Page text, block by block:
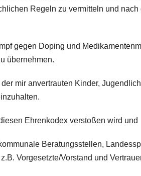
Regeln zu vermitteln und
gegen Doping und
übernehmen.
mir anvertrauten Kinder,
Ehrenkodex verstoßen wird und
Beratungsstellen,
Vorgesetzte/Vorstand und